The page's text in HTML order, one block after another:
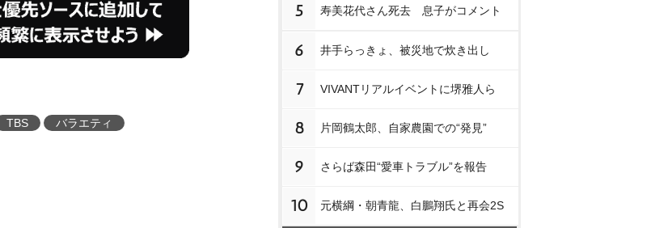
TBS バラエティ
5 寿美花代さん死去 息子がコメント
6 井手らっきょ、被災地で炊き出し
7 VIVANTリアルイベントに堺雅人ら
8 片岡鶴太郎、自家農園での“発見”
9 さらば森田“愛車トラブル”を報告
10 元横綱・朝青龍、白鵬翔氏と再会2S